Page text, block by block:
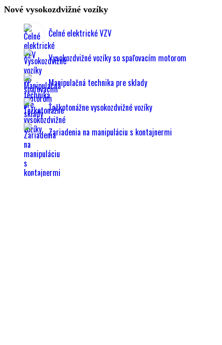
Nové vysokozdvižné vozíky
Čelné elektrické VZV
Vysokozdvižné vozíky so spaľovacím motorom
Manipulačná technika pre sklady
Ťažkotonážne vysokozdvižné vozíky
Zariadenia na manipuláciu s kontajnermi